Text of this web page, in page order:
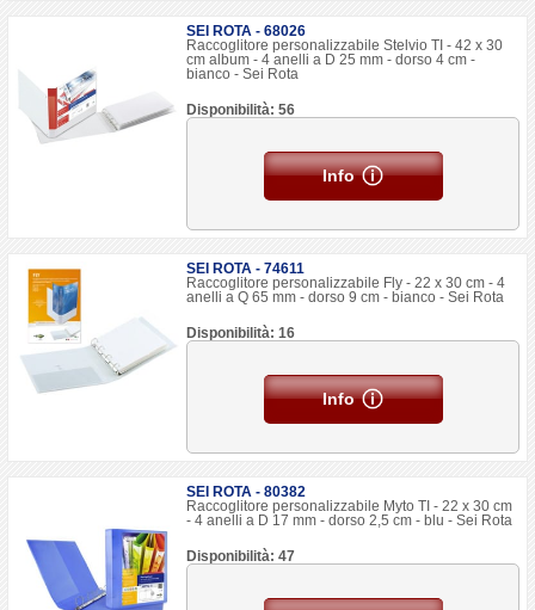
SEI ROTA - 68026
Raccoglitore personalizzabile Stelvio TI - 42 x 30
cm album - 4 anelli a D 25 mm - dorso 4 cm -
bianco - Sei Rota
Disponibilità: 56
Info
SEI ROTA - 74611
Raccoglitore personalizzabile Fly - 22 x 30 cm - 4
anelli a Q 65 mm - dorso 9 cm - bianco - Sei Rota
Disponibilità: 16
Info
SEI ROTA - 80382
Raccoglitore personalizzabile Myto TI - 22 x 30 cm
- 4 anelli a D 17 mm - dorso 2,5 cm - blu - Sei Rota
Disponibilità: 47